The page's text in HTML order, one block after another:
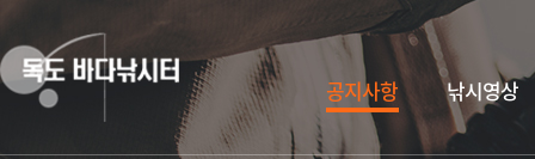
공지사항 낚시영상